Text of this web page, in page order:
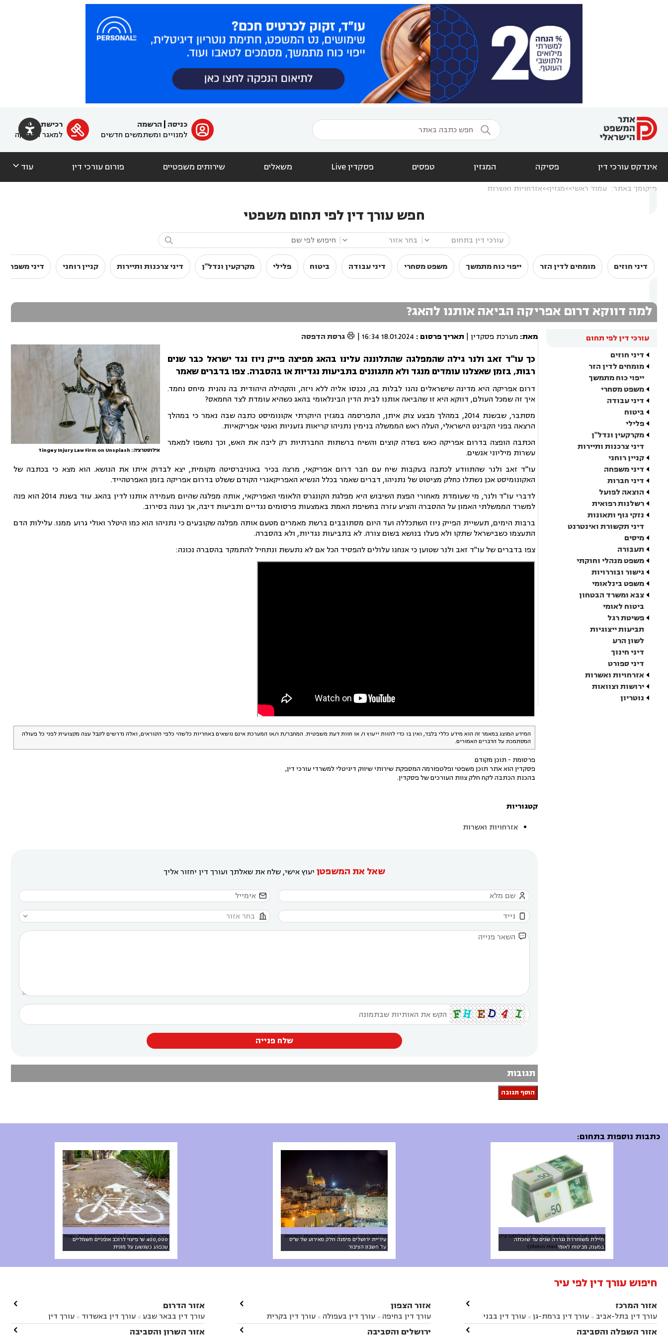
  ﱐ כניסה
הרשמה
למנויים ומשתמשים חדשים

רכישת מנוי
למאגר הפסיקה
אינדקס עורכי דין פסיקה המגזין טפסים פסקדין Live משאלים שירותים משפטיים פורום עורכי דין עוד 
מיקומך באתר: עמוד ראשי מגזין אזרחויות ואשרות
חפש עורך דין לפי תחום משפטי

דיני חוזים מומחים לדין הזר ייפוי כוח מתמשך משפט מסחרי דיני עבודה ביטוח פלילי מקרקעין ונדל"ן דיני צרכנות ותיירות קניין רוחני דיני משפחה
למה דווקא דרום אפריקה הביאה אותנו להאג?
עורכי דין לפי תחום
דיני חוזים
מומחים לדין הזר
ייפוי כוח מתמשך
משפט מסחרי
דיני עבודה
ביטוח
פלילי
מקרקעין ונדל"ן
דיני צרכנות ותיירות
קניין רוחני
דיני משפחה
דיני חברות
הוצאה לפועל
רשלנות רפואית
נזקי גוף ותאונות
דיני תקשורת ואינטרנט
מיסים
תעבורה
משפט מנהלי וחוקתי
גישור ובוררויות
משפט בינלאומי
צבא ומשרד הבטחון
ביטוח לאומי
פשיטת רגל
תביעות ייצוגיות
לשון הרע
דיני חינוך
דיני ספורט
אזרחויות ואשרות
ירושות וצוואות
נוטריון
מאת: מערכת פסקדין | תאריך פרסום :
18.01.2024 16:34
|
 גרסת הדפסה
אילוסטרציה: Tingey Injury Law Firm on Unsplash
כך עו"ד זאב ולנר גילה שהמפלגה שהתלוננה עלינו בהאג מפיצה פייק ניוז נגד ישראל כבר שנים
רבות, בזמן שאצלנו עומדים מנגד ולא מתגוננים בתביעות נגדיות או בהסברה. צפו בדברים שאמר
דרום אפריקה היא מדינה שישראלים נהנו לבלות בה, נכנסו אליה ללא ויזה, והקהילה היהודית בה נהנית מיחס נחמד.
איך זה שמכל העולם, דווקא היא זו שהביאה אותנו לבית הדין הבינלאומי בהאג כשהיא עומדת לצד החמאס?
מסתבר, שבשנת 2014, במהלך מבצע צוק איתן, התפרסמה במגזין היוקרתי אקונומיסט כתבה שבה נאמר כי במהלך
הרצאה בפני הקבינט הישראלי, העלה ראש הממשלה בנימין נתניהו קריאות גזעניות ואנטי אפריקאיות.
הכתבה הופצה בדרום אפריקה כאש בשדה קוצים והשיח ברשתות החברתיות רק ליבה את האש, וכך נחשפו למאמר
עשרות מיליוני אנשים.
עו"ד זאב ולנר שהתוודע לכתבה בעקבות שיח עם חבר דרום אפריקאי, מרצה בכיר באוניברסיטה מקומית, יצא לבדוק איתו את הנושא. הוא מצא כי בכתבה של
האקונומיסט אכן נשתלו כחלק מציטוט של נתניהו, דברים שאמר בכלל הנשיא האפריקאנרי הקודם ששלט בדרום אפריקה בזמן האפרטהייד.
לדברי עו"ד ולנר, מי שעומדת מאחורי הפצת השיבוש היא מפלגת הקונגרס הלאומי האפריקאי, אותה מפלגה שהיום מעמידה אותנו לדין בהאג. עוד בשנת 2014 הוא פנה
למשרד הממשלתי האמון על ההסברה והציע עזרה בחשיפת האמת באמצעות פרסומים נגדיים ותביעות דיבה, אך נענה בסירוב.
ברבות הימים, תעשיית הפייק ניוז השתכללה ועד היום מסתובבים ברשת מאמרים מטעם אותה מפלגה שקובעים כי נתניהו הוא כמו היטלר ואולי גרוע ממנו. עלילות הדם
התעצמו כשבישראל שתקו ולא פעלו בנושא בשום צורה. לא בתביעות נגדיות, ולא בהסברה.
צפו בדברים של עו"ד זאב ולנר שטוען כי אנחנו עלולים להפסיד הכל אם לא נתעשת ונתחיל להתמקד בהסברה נכונה:
המידע המוצג במאמר זה הוא מידע כללי בלבד, ואין בו כדי להוות ייעוץ ו/ או חוות דעת משפטית. המחבר/ת ו/או המערכת אינם נושאים באחריות כלשהי כלפי הקוראים, ואלה נדרשים לקבל עצה מקצועית לפני כל פעולה
המסתמכת על הדברים האמורים.
פרסומת - תוכן מקודם
פסקדין הוא אתר תוכן משפטי ופלטפורמה המספקת שירותי שיווק דיגיטלי למשרדי עורכי דין,
בהכנת הכתבה לקח חלק צוות העורכים של פסקדין.
קטגוריות
אזרחויות ואשרות
שאל את המשפטן יעוץ אישי, שלח את שאלתך ועורך דין יחזור אליך





שלח פנייה
תגובות
הוסף תגובה
כתבות נוספות בתחום:
חיילת משוחררת נגררה שנים עד שזכתה
במענק מביטוח לאומי
עו"ד דורית קורץ, צילום: אייל אורלי [אילוסטרציה
חיצונית: Olekcii Mach, 123rf.com]
עיריית ירושלים מימנה חלק מאירוע של ש"ס
על חשבון הציבור
[אילוסטרציה חיצונית: Dmytrii Minishev 123rf
com]
400,000 ש' פיצוי לרוכב אופניים חשמליים
שנפגע כשנשען על מונית
עו״ד גיל קלופשטוק | אילוסטרציה חיצונית: Yoav
Aziz, Unsplash
חיפוש עורך דין לפי עיר
אזור המרכז
עורך דין בתל-אביב  עורך דין ברמת-גן 
עורך דין בבני
ברק עורך דין בפתח תקווה עורך דין בראשון לציון

אזור השפלה והסביבה 
אזור הצפון
עורך דין בחיפה  עורך דין בעפולה 
עורך דין בקרית
אתא
עורך דין בנהריה עורך דין בראש פינה
עורך דין

ירושלים והסביבה 
אזור הדרום
עורך דין בבאר שבע  עורך דין באשדוד 
עורך דין
באשקלון
עורך דין בבאר טוביה עורך דין בגן יבנה

אזור השרון והסביבה 